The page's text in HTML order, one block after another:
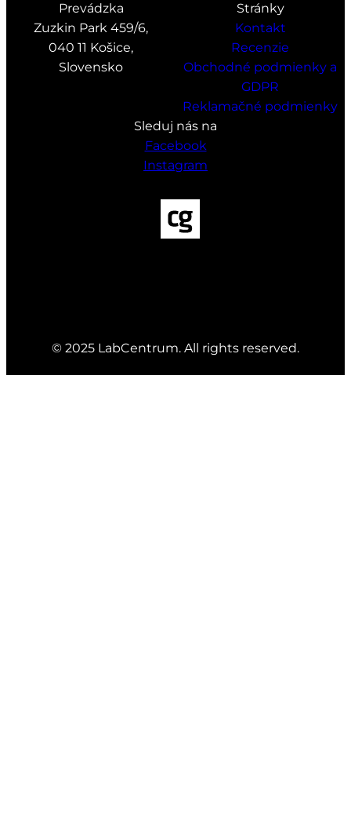
Prevádzka
Zuzkin Park 459/6,
040 11 Košice,
Slovensko
Stránky
Kontakt
Recenzie
Obchodné podmienky a
GDPR
Reklamačné podmienky
Sleduj nás na
Facebook
Instagram
© 2025 LabCentrum. All rights reserved.